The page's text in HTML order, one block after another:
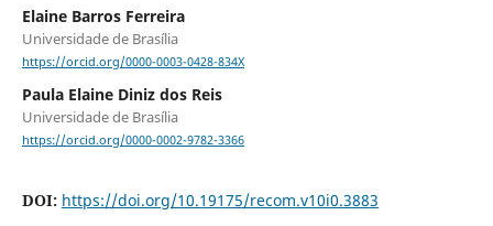
Elaine Barros Ferreira
Universidade de Brasília
https://orcid.org/0000-0003-0428-834X
Paula Elaine Diniz dos Reis
Universidade de Brasília
https://orcid.org/0000-0002-9782-3366
DOI: https://doi.org/10.19175/recom.v10i0.3883